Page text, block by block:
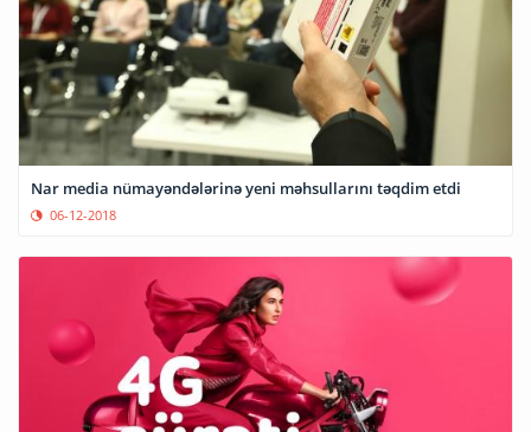
Nar media nümayəndələrinə yeni məhsullarını təqdim etdi
06-12-2018